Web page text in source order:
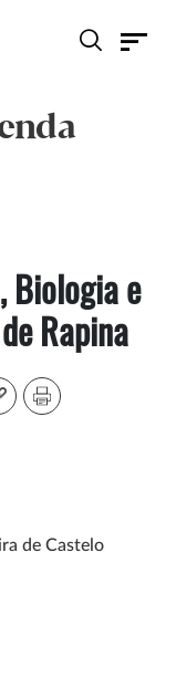
Biologia e
Rapina
de Castelo